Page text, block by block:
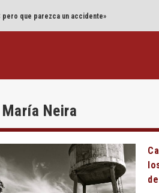
pero que parezca un accidente»
Neira